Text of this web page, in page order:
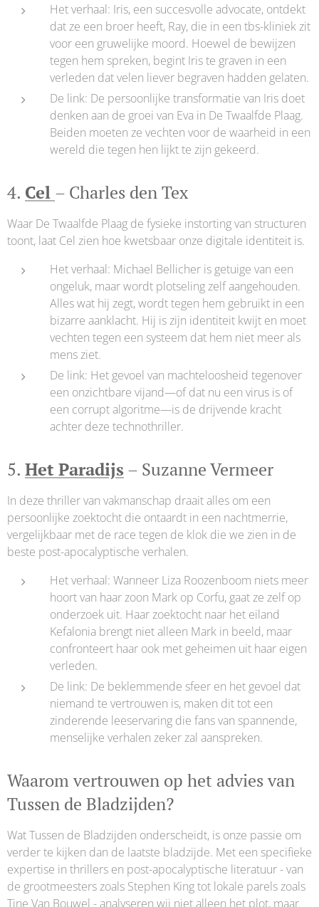
Het verhaal: Iris, een succesvolle advocate, ontdekt
dat ze een broer heeft, Ray, die in een tbs-kliniek zit
voor een gruwelijke moord. Hoewel de bewijzen
tegen hem spreken, begint Iris te graven in een
verleden dat velen liever begraven hadden gelaten.
De link: De persoonlijke transformatie van Iris doet
denken aan de groei van Eva in De Twaalfde Plaag.
Beiden moeten ze vechten voor de waarheid in een
wereld die tegen hen lijkt te zijn gekeerd.
4. Cel – Charles den Tex
Waar De Twaalfde Plaag de fysieke instorting van structuren
toont, laat Cel zien hoe kwetsbaar onze digitale identiteit is.
Het verhaal: Michael Bellicher is getuige van een
ongeluk, maar wordt plotseling zelf aangehouden.
Alles wat hij zegt, wordt tegen hem gebruikt in een
bizarre aanklacht. Hij is zijn identiteit kwijt en moet
vechten tegen een systeem dat hem niet meer als
mens ziet.
De link: Het gevoel van machteloosheid tegenover
een onzichtbare vijand—of dat nu een virus is of
een corrupt algoritme—is de drijvende kracht
achter deze technothriller.
5. Het Paradijs – Suzanne Vermeer
In deze thriller van vakmanschap draait alles om een
persoonlijke zoektocht die ontaardt in een nachtmerrie,
vergelijkbaar met de race tegen de klok die we zien in de
beste post-apocalyptische verhalen.
Het verhaal: Wanneer Liza Roozenboom niets meer
hoort van haar zoon Mark op Corfu, gaat ze zelf op
onderzoek uit. Haar zoektocht naar het eiland
Kefalonia brengt niet alleen Mark in beeld, maar
confronteert haar ook met geheimen uit haar eigen
verleden.
De link: De beklemmende sfeer en het gevoel dat
niemand te vertrouwen is, maken dit tot een
zinderende leeservaring die fans van spannende,
menselijke verhalen zeker zal aanspreken.
Waarom vertrouwen op het advies van
Tussen de Bladzijden?
Wat Tussen de Bladzijden onderscheidt, is onze passie om
verder te kijken dan de laatste bladzijde. Met een specifieke
expertise in thrillers en post-apocalyptische literatuur - van
de grootmeesters zoals Stephen King tot lokale parels zoals
Tine Van Bouwel - analyseren wij niet alleen het plot, maar